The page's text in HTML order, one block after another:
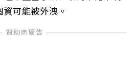
可能被外洩。